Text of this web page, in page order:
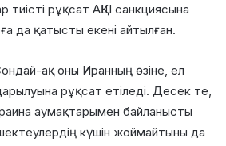
рұқсат АҚШ санкциясына
да қатысты екені айтылған.
ақ оны Иранның өзіне, ел
рұқсат етіледі. Десек те,
аумақтарымен байланысты
күшін жоймайтыны да